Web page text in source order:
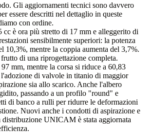
Gli aggiornamenti tecnici sono davvero
essere descritti nel dettaglio in queste
con ordine.
cc è ora più stretto di 17 mm e alleggerito di
sensibilmente superiori: la potenza
10,3%, mentre la coppia aumenta del 3,7%.
di una riprogettazione completa.
mm, mentre la corsa si riduce a 60,83
di valvole in titanio di maggior
sia allo scarico. Anche l'albero
passando a un profilo "round" e
di banco a rulli per ridurre le deformazioni
Nuovi anche i condotti di aspirazione e
distribuzione UNICAM è stata aggiornata